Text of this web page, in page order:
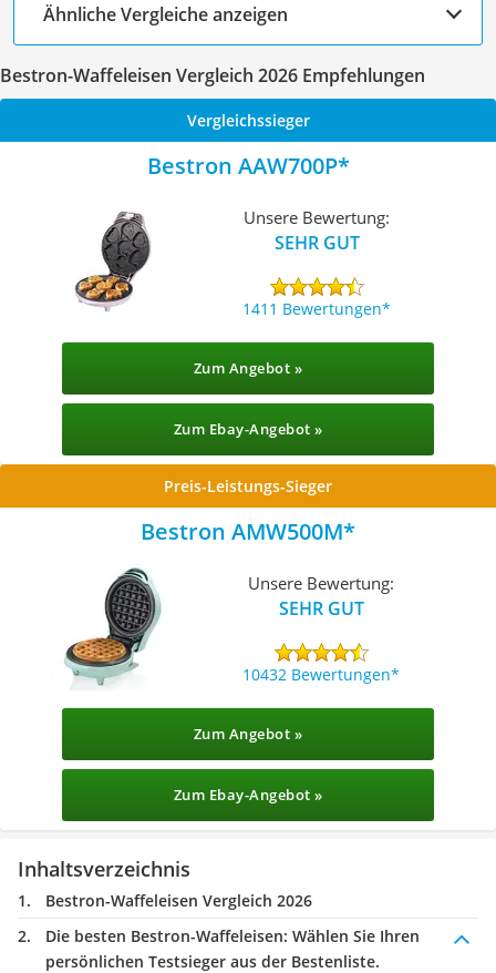
Ähnliche Vergleiche anzeigen
Bestron-Waffeleisen Vergleich 2026 Empfehlungen
Vergleichssieger
Bestron AAW700P
Unsere Bewertung:
SEHR GUT
1411 Bewertungen
Zum Angebot »
Zum Ebay-Angebot »
Preis-Leistungs-Sieger
Bestron AMW500M
Unsere Bewertung:
SEHR GUT
10432 Bewertungen
Zum Angebot »
Zum Ebay-Angebot »
Inhaltsverzeichnis
Bestron-Waffeleisen Vergleich 2026
Die besten Bestron-Waffeleisen: Wählen Sie Ihren
persönlichen Testsieger aus der Bestenliste.